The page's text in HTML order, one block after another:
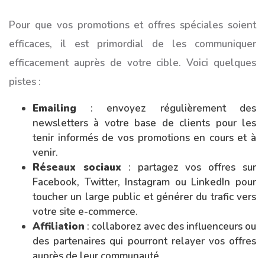
Pour que vos promotions et offres spéciales soient
efficaces, il est primordial de les communiquer
efficacement auprès de votre cible. Voici quelques
pistes :
Emailing : envoyez régulièrement des
newsletters à votre base de clients pour les
tenir informés de vos promotions en cours et à
venir.
Réseaux sociaux : partagez vos offres sur
Facebook, Twitter, Instagram ou LinkedIn pour
toucher un large public et générer du trafic vers
votre site e-commerce.
Affiliation : collaborez avec des influenceurs ou
des partenaires qui pourront relayer vos offres